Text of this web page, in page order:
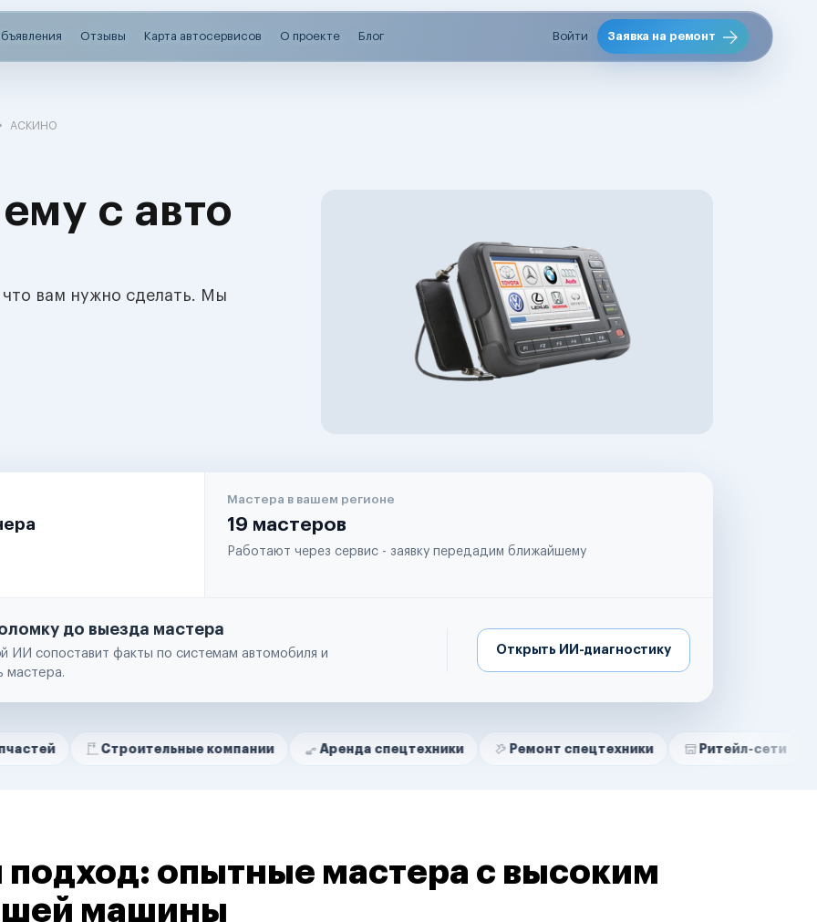
Отзывы Карта автосервисов О проекте Блог Войти Заявка на ремонт
АСКИНО
с авто
вам нужно сделать. Мы
Мастера в вашем регионе
19 мастеров
Работают через сервис - заявку передадим ближайшему
до выезда мастера
ИИ сопоставит факты по системам автомобиля и
мастера.
Открыть ИИ-диагностику
Строительные компании Аренда спецтехники Ремонт спецтехники Ритейл-сети
опытные мастера с высоким
машины